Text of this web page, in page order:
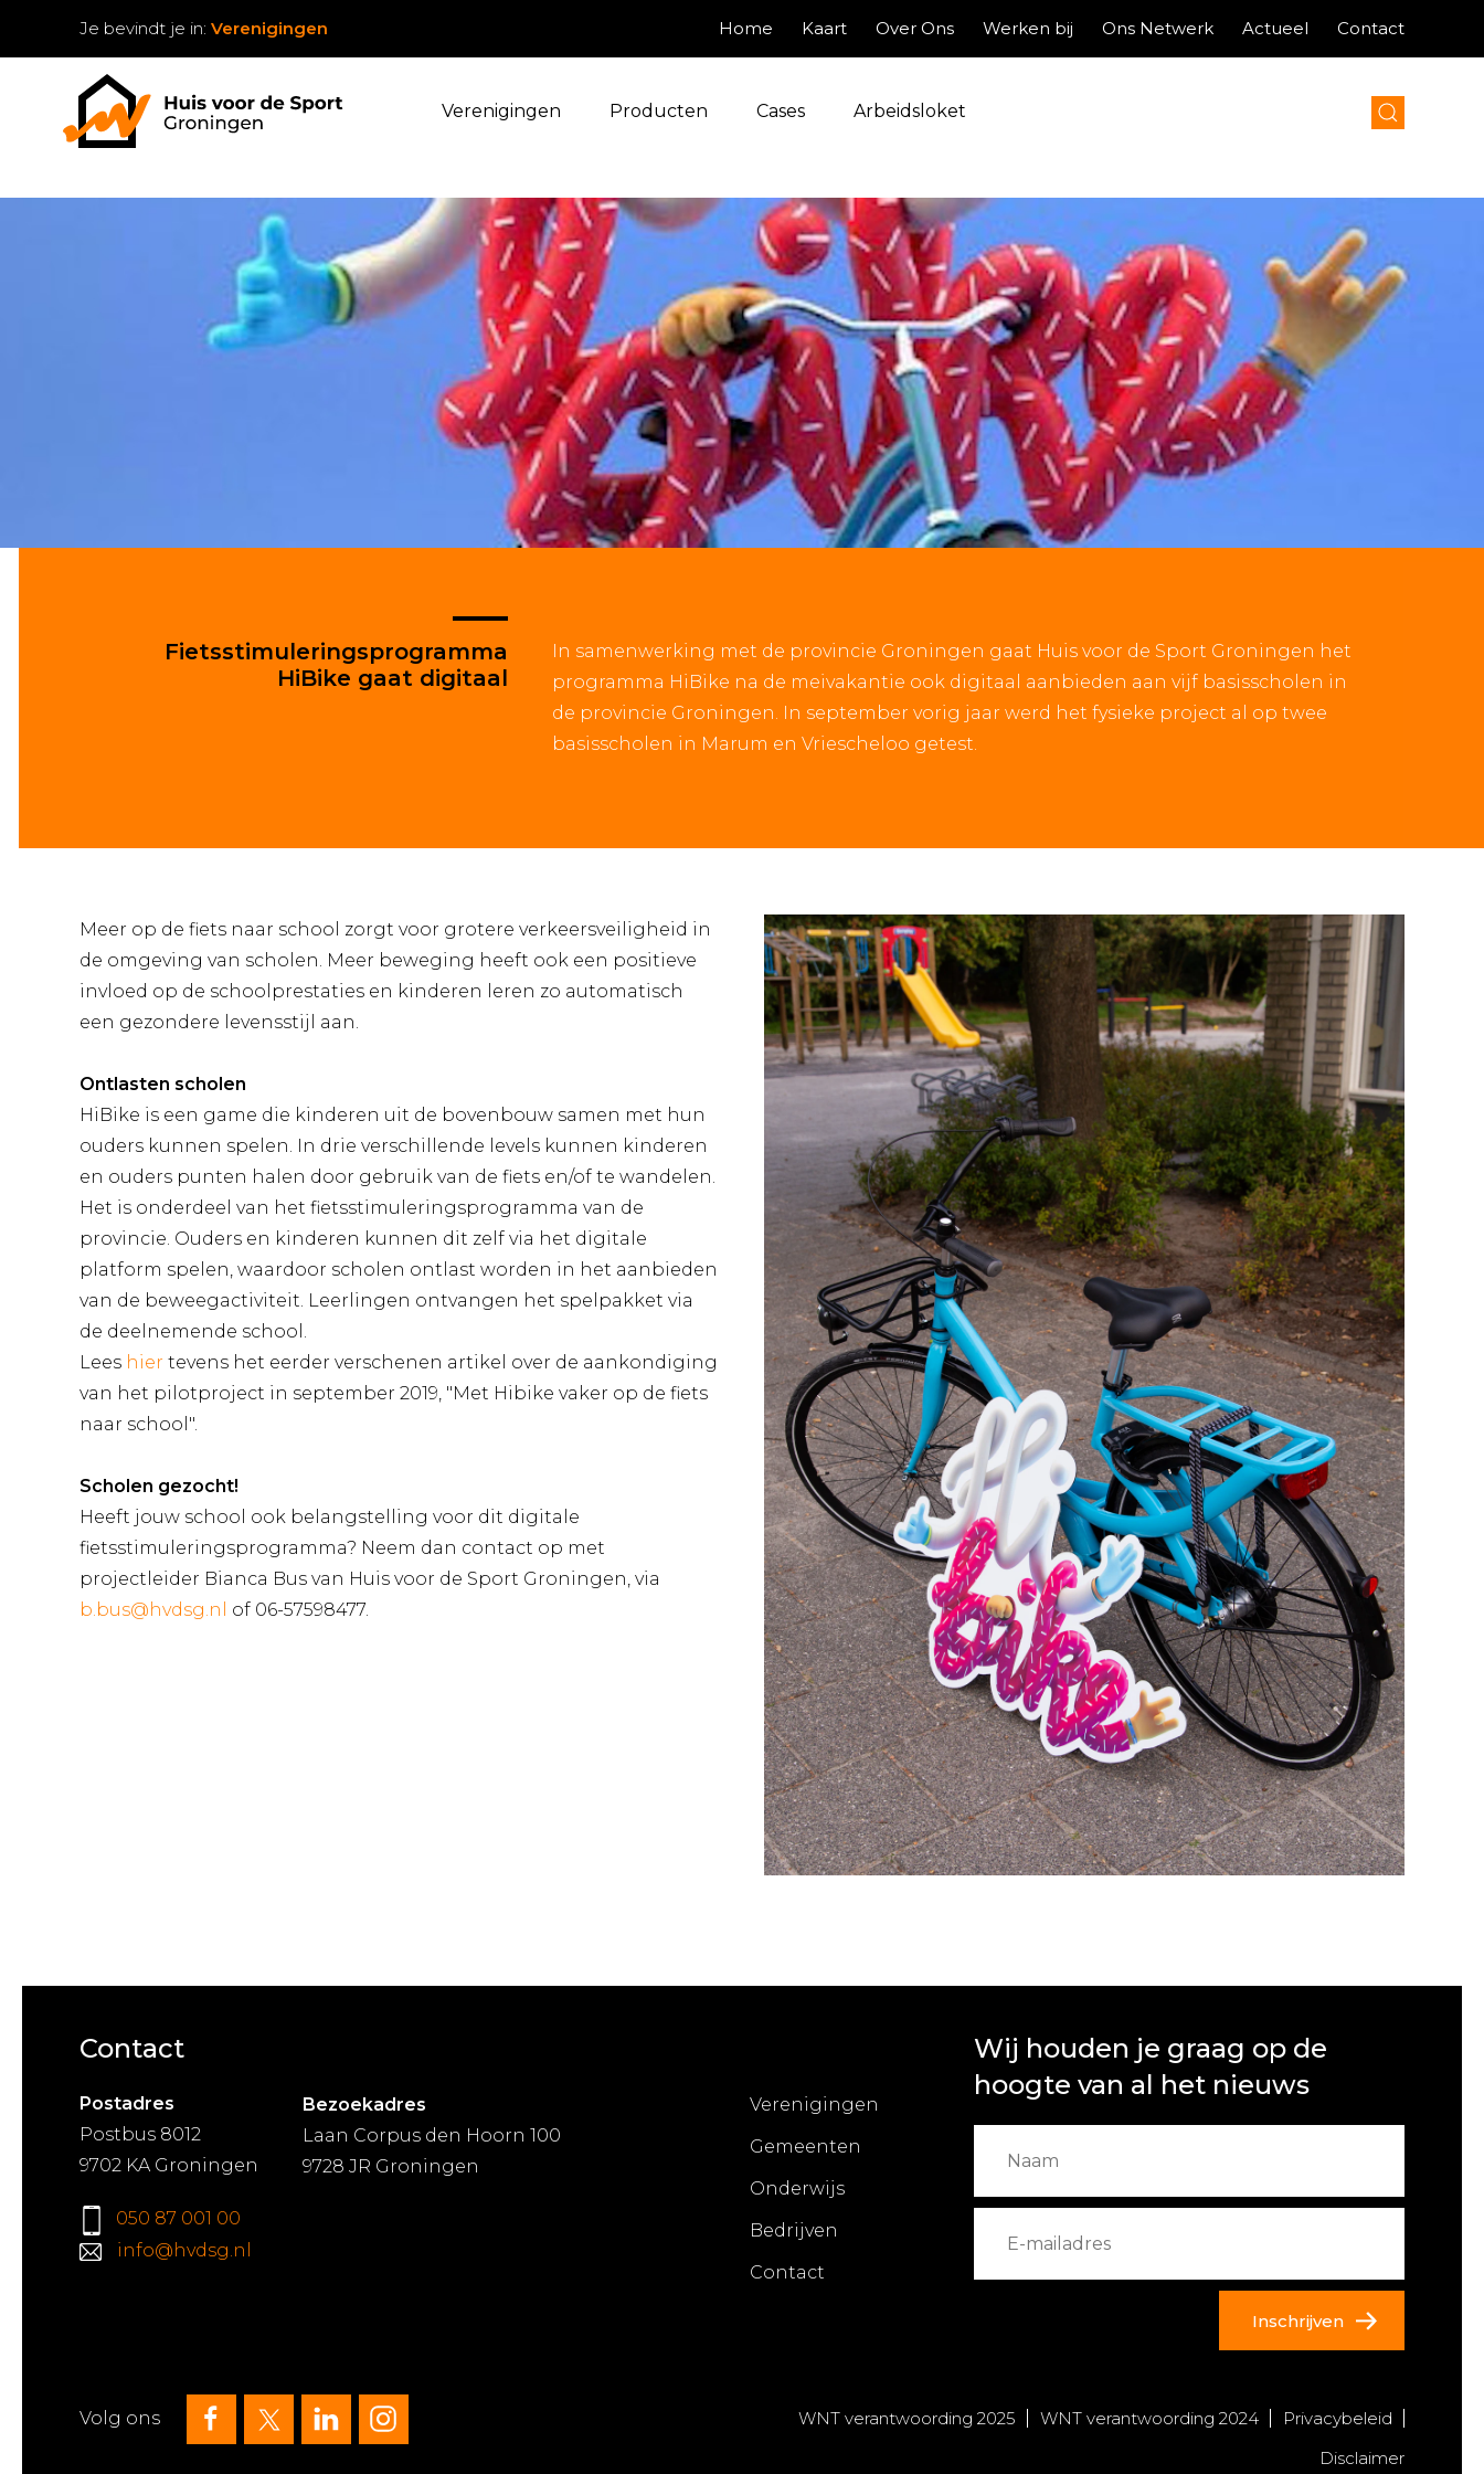
Je bevindt je in: Verenigingen Home Kaart Over Ons Werken bij Ons Netwerk Actueel Contact
Verenigingen Producten Cases Arbeidsloket
Fietsstimuleringsprogramma
HiBike gaat digitaal
In samenwerking met de provincie Groningen gaat Huis voor de Sport Groningen het
programma HiBike na de meivakantie ook digitaal aanbieden aan vijf basisscholen in
de provincie Groningen. In september vorig jaar werd het fysieke project al op twee
basisscholen in Marum en Vriescheloo getest.
Meer op de fiets naar school zorgt voor grotere verkeersveiligheid in
de omgeving van scholen. Meer beweging heeft ook een positieve
invloed op de schoolprestaties en kinderen leren zo automatisch
een gezondere levensstijl aan.
Ontlasten scholen
HiBike is een game die kinderen uit de bovenbouw samen met hun
ouders kunnen spelen. In drie verschillende levels kunnen kinderen
en ouders punten halen door gebruik van de fiets en/of te wandelen.
Het is onderdeel van het fietsstimuleringsprogramma van de
provincie. Ouders en kinderen kunnen dit zelf via het digitale
platform spelen, waardoor scholen ontlast worden in het aanbieden
van de beweegactiviteit. Leerlingen ontvangen het spelpakket via
de deelnemende school.
Lees hier tevens het eerder verschenen artikel over de aankondiging
van het pilotproject in september 2019, "Met Hibike vaker op de fiets
naar school".
Scholen gezocht!
Heeft jouw school ook belangstelling voor dit digitale
fietsstimuleringsprogramma? Neem dan contact op met
projectleider Bianca Bus van Huis voor de Sport Groningen, via
b.bus@hvdsg.nl
of 06-57598477.
Contact
Postadres
Postbus 8012
9702 KA Groningen
050 87 001 00
info@hvdsg.nl
Bezoekadres
Laan Corpus den Hoorn 100
9728 JR Groningen
Verenigingen
Gemeenten
Onderwijs
Bedrijven
Contact
Wij houden je graag op de
hoogte van al het nieuws
Inschrijven
Volg ons WNT verantwoording 2025 WNT verantwoording 2024
Privacybeleid
Disclaimer